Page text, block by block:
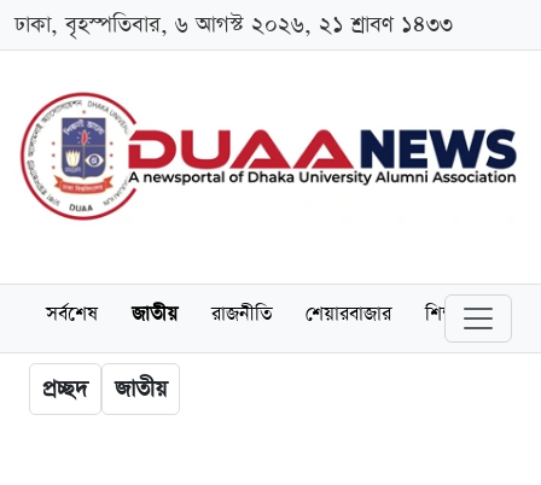
ঢাকা, বৃহস্পতিবার, ৬ আগস্ট ২০২৬, ২১ শ্রাবণ ১৪৩৩
সর্বশেষ জাতীয় রাজনীতি শেয়ারবাজার শিক্ষা
প্রচ্ছদ জাতীয়